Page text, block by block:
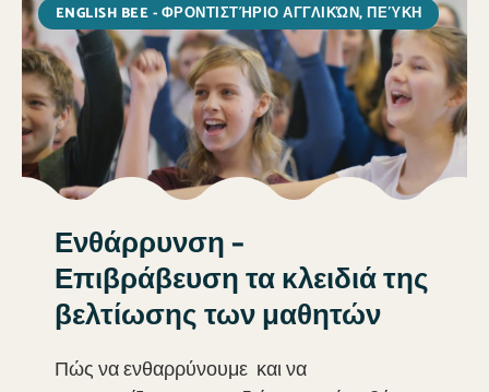
ENGLISH BEE - ΦΡΟΝΤΙΣΤΉΡΙΟ ΑΓΓΛΙΚΏΝ, ΠΕΎΚΗ
Ενθάρρυνση –
Επιβράβευση τα κλειδιά της
βελτίωσης των μαθητών
Πώς να ενθαρρύνουμε και να